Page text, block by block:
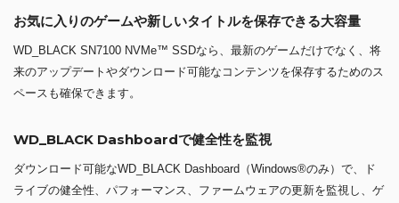
お気に入りのゲームや新しいタイトルを保存できる大容量
WD_BLACK SN7100 NVMe™ SSDなら、最新のゲームだけでなく、将
来のアップデートやダウンロード可能なコンテンツを保存するためのス
ペースも確保できます。
WD_BLACK Dashboardで健全性を監視
ダウンロード可能なWD_BLACK Dashboard（Windows®のみ）で、ド
ライブの健全性、パフォーマンス、ファームウェアの更新を監視し、ゲ